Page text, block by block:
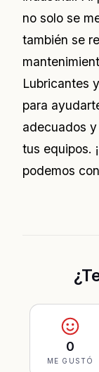
no solo se
también se
Lubricantes
para
adecuados
tus equipos.
podemos
0
ME GUSTÓ